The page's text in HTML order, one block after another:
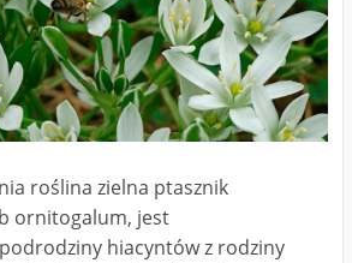
roślina zielna ptasznik
ornitogalum, jest
hiacyntów z rodziny